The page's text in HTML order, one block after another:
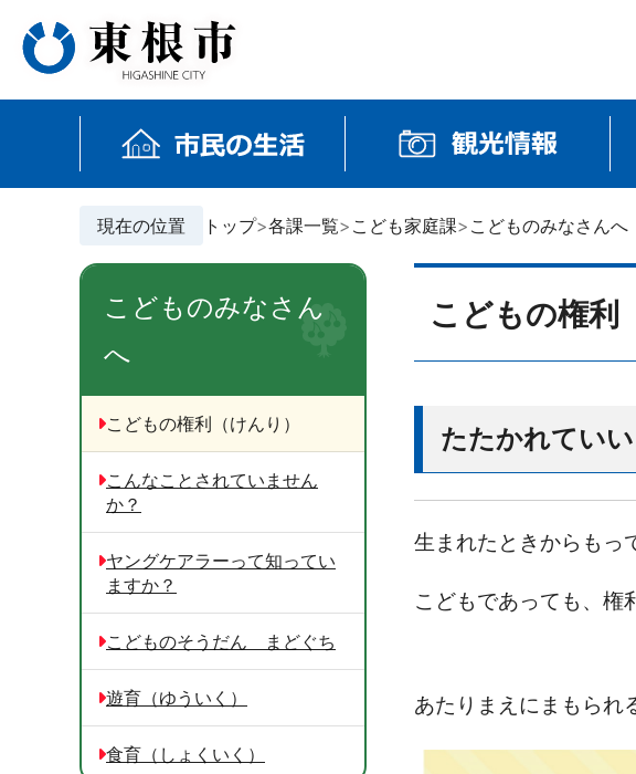
現在の位置 トップ 各課一覧 こども家庭課 こどものみなさんへ
こどもの権利
たたかれてい
生まれたときからも
こどもであっても、権
あたりまえにまもられ
こどものみなさん
へ
こどもの権利（けんり）
こんなことされていません
か？
ヤングケアラーって知ってい
ますか？
こどものそうだん まどぐち
遊育（ゆういく）
食育（しょくいく）